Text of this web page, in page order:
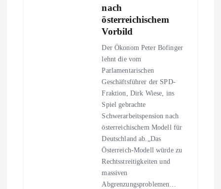
nach
österreichischem
Vorbild
Der Ökonom Peter Bofinger
lehnt die vom
Parlamentarischen
Geschäftsführer der SPD-
Fraktion, Dirk Wiese, ins
Spiel gebrachte
Schwerarbeitspension nach
österreichischem Modell für
Deutschland ab.„Das
Österreich-Modell würde zu
Rechtsstreitigkeiten und
massiven
Abgrenzungsproblemen…